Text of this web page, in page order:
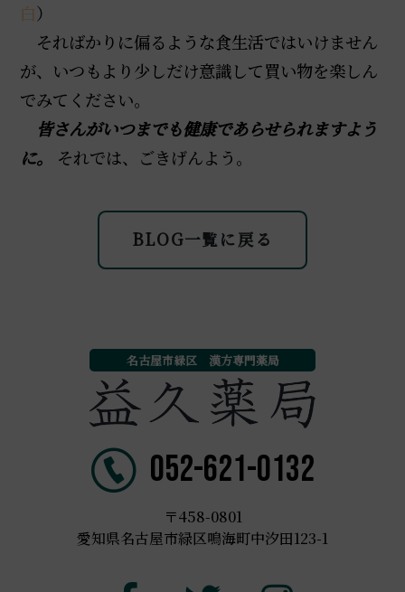
白）
そればかりに偏るような食生活ではいけません
が、いつもより少しだけ意識して買い物を楽しん
でみてください。
皆さんがいつまでも健康であらせられますよう
に。 それでは、ごきげんよう。
BLOG一覧に戻る
名古屋市緑区 漢方専門薬局
052-621-0132
〒458-0801
愛知県名古屋市緑区鳴海町中汐田123-1